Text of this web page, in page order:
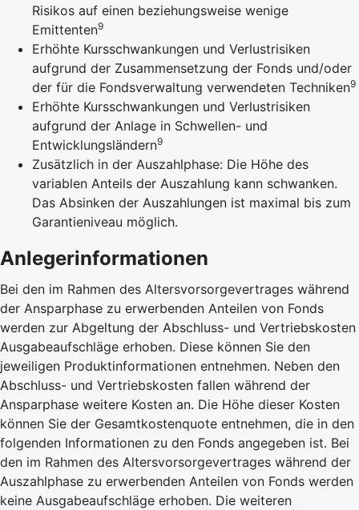
Risikos auf einen beziehungsweise wenige
Emittenten9
Erhöhte Kursschwankungen und Verlustrisiken
aufgrund der Zusammensetzung der Fonds und/oder
der für die Fondsverwaltung verwendeten Techniken9
Erhöhte Kursschwankungen und Verlustrisiken
aufgrund der Anlage in Schwellen- und
Entwicklungsländern9
Zusätzlich in der Auszahlphase: Die Höhe des
variablen Anteils der Auszahlung kann schwanken.
Das Absinken der Auszahlungen ist maximal bis zum
Garantieniveau möglich.
Anlegerinformationen
Bei den im Rahmen des Altersvorsorgevertrages während
der Ansparphase zu erwerbenden Anteilen von Fonds
werden zur Abgeltung der Abschluss- und Vertriebskosten
Ausgabeaufschläge erhoben. Diese können Sie den
jeweiligen Produktinformationen entnehmen. Neben den
Abschluss- und Vertriebskosten fallen während der
Ansparphase weitere Kosten an. Die Höhe dieser Kosten
können Sie der Gesamtkostenquote entnehmen, die in den
folgenden Informationen zu den Fonds angegeben ist. Bei
den im Rahmen des Altersvorsorgevertrages während der
Auszahlphase zu erwerbenden Anteilen von Fonds werden
keine Ausgabeaufschläge erhoben. Die weiteren